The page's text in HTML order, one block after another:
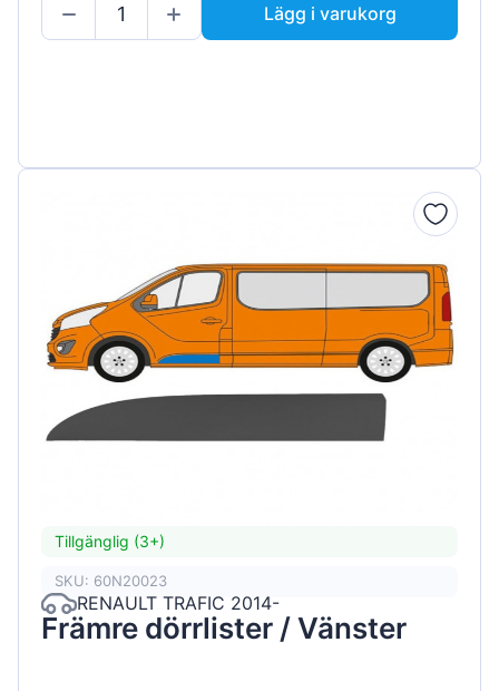
Lägg i varukorg
Tillgänglig (3+)
SKU: 60N20023
RENAULT TRAFIC 2014-
Främre dörrlister / Vänster